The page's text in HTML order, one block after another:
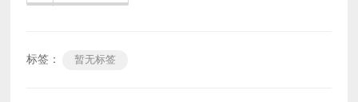
标签： 暂无标签